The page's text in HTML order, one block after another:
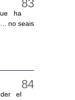
ha
no seais
el